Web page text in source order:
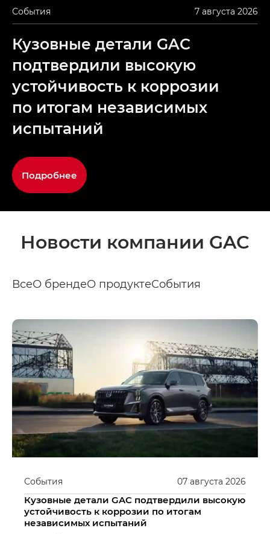
События 7 августа 2026
Кузовные детали GAC
подтвердили высокую
устойчивость к коррозии
по итогам независимых
испытаний
Подробнее
Новости компании GAC
ВсеО брендеО продуктеСобытия
07 августа 2026
События
Кузовные детали GAC подтвердили высокую
устойчивость к коррозии по итогам
независимых испытаний